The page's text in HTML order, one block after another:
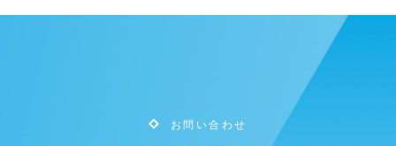
お問い合わせ